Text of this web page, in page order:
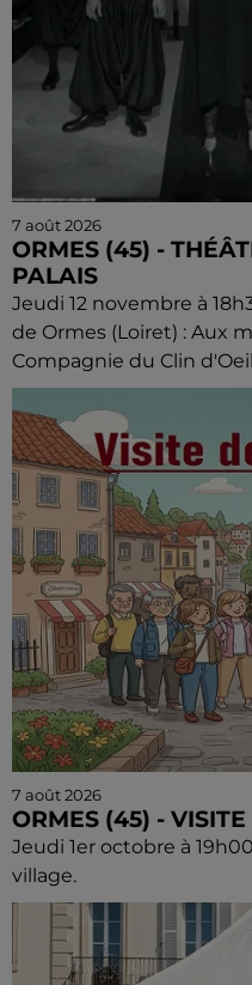
7 août 2026
ORMES (45) -
PALAIS
Jeudi 12 novembre à
de Ormes (Loiret) : Aux
Compagnie du Clin
7 août 2026
ORMES (45) -
Jeudi 1er octobre à
village.